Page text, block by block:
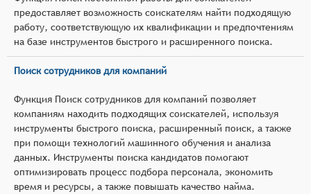
предоставляет возможность соискателям найти подходящую
работу, соответствующую их квалификации и предпочтениям
на базе инструментов быстрого и расширенного поиска.
Поиск сотрудников для компаний
Функция Поиск сотрудников для компаний позволяет
компаниям находить подходящих соискателей, используя
инструменты быстрого поиска, расширенный поиск, а также
при помощи технологий машинного обучения и анализа
данных. Инструменты поиска кандидатов помогают
оптимизировать процесс подбора персонала, экономить
время и ресурсы, а также повышать качество найма.